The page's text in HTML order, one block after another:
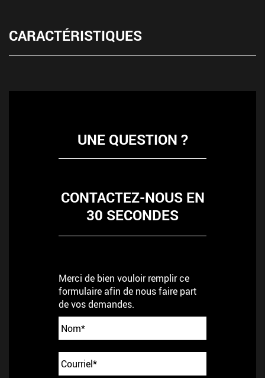
CARACTÉRISTIQUES
UNE QUESTION ?
CONTACTEZ-NOUS EN
30 SECONDES
Merci de bien vouloir remplir ce
formulaire afin de nous faire part
de vos demandes.